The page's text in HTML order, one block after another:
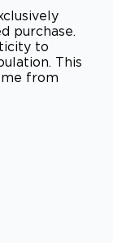
purchase.
to
This
from